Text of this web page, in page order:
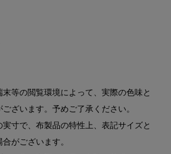
等の閲覧環境によって、実際の色味と
ざいます。予めご了承ください。
寸で、布製品の特性上、表記サイズと
がございます。